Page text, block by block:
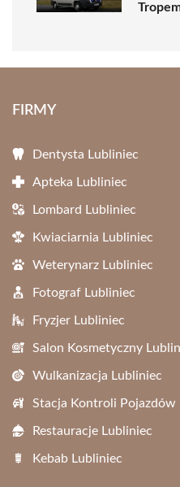
FIRMY
Dentysta Lubliniec
Apteka Lubliniec
Lombard Lubliniec
Kwiaciarnia Lubliniec
Weterynarz Lubliniec
Fotograf Lubliniec
Fryzjer Lubliniec
Salon Kosmetyczny
Wulkanizacja Lubliniec
Stacja Kontroli Pojazdów
Restauracje Lubliniec
Kebab Lubliniec